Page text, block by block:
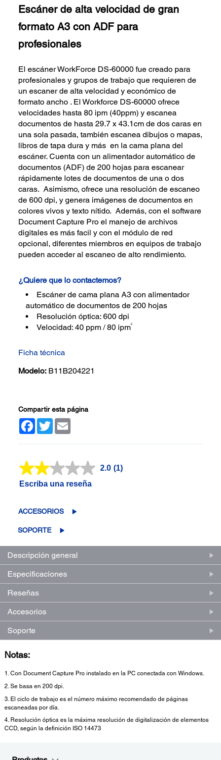
Escáner de alta velocidad de gran
formato A3 con ADF para
profesionales
El escáner WorkForce DS-60000 fue creado para
profesionales y grupos de trabajo que requieren de
un escaner de alta velocidad y económico de
formato ancho . El Workforce DS-60000 ofrece
velocidades hasta 80 ipm (40ppm) y escanea
documentos de hasta 29.7 x 43.1cm de dos caras en
una sola pasada, también escanea dibujos o mapas,
libros de tapa dura y más en la cama plana del
escáner. Cuenta con un alimentador automático de
documentos (ADF) de 200 hojas para escanear
rápidamente lotes de documentos de una o dos
caras. Asimismo, ofrece una resolución de escaneo
de 600 dpi, y genera imágenes de documentos en
colores vivos y texto nítido. Además, con el software
Document Capture Pro el manejo de archivos
digitales es más facil y con el módulo de red
opcional, diferentes miembros en equipos de trabajo
pueden acceder al escaneo de alto rendimiento.
¿Quiere que lo contactemos?
Escáner de cama plana A3 con alimentador
automático de documentos de 200 hojas
Resolución óptica: 600 dpi
Velocidad: 40 ppm / 80 ipm2
Ficha técnica
Modelo: B11B204221
Compartir esta página
Facebook
Twitter
2.0 Lea
(1)
Escriba una reseña
ACCESORIOS
SOPORTE
Descripción general
Especificaciones
Reseñas
Accesorios
Soporte
Notas:
1. Con Document Capture Pro instalado en la PC conectada con Windows.
2. Se basa en 200 dpi.
3. El ciclo de trabajo es el número máximo recomendado de páginas
escaneadas por día.
4. Resolución óptica es la máxima resolución de digitalización de elementos
CCD, según la definición ISO 14473